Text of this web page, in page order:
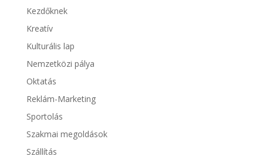
Kezdőknek
Kreatív
Kulturális lap
Nemzetközi pálya
Oktatás
Reklám-Marketing
Sportolás
Szakmai megoldások
Szállítás